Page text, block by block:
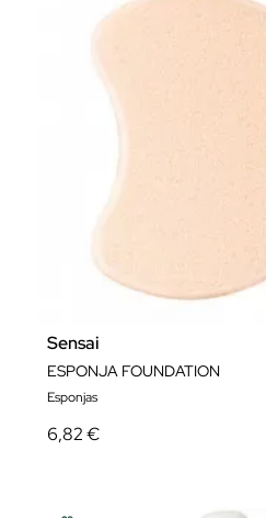
Sensai
ESPONJA FOUNDATION
Esponjas
6,82 €